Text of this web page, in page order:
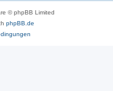
© phpBB Limited
phpBB.de